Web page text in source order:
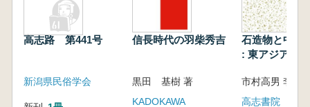
高志路 第441号
新潟県民俗学会
信長時代の羽柴秀吉
黒田 基樹 著
KADOKAWA
石造物と中世
: 東アジアと
高志書院